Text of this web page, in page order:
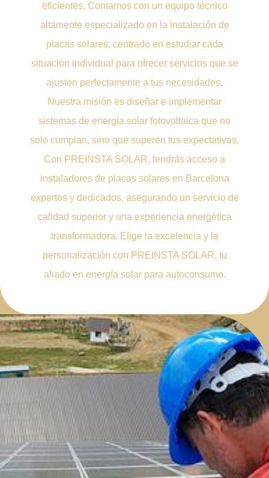
eficientes. Contamos con un equipo técnico
altamente especializado en la instalación de
placas solares, centrado en estudiar cada
situación individual para ofrecer servicios que se
ajusten perfectamente a tus necesidades.
Nuestra misión es diseñar e implementar
sistemas de energía solar fotovoltaica que no
solo cumplan, sino que superen tus expectativas.
Con PREINSTA SOLAR, tendrás acceso a
instaladores de placas solares en Barcelona
expertos y dedicados, asegurando un servicio de
calidad superior y una experiencia energética
transformadora. Elige la excelencia y la
personalización con PREINSTA SOLAR, tu
aliado en energía solar para autoconsumo.